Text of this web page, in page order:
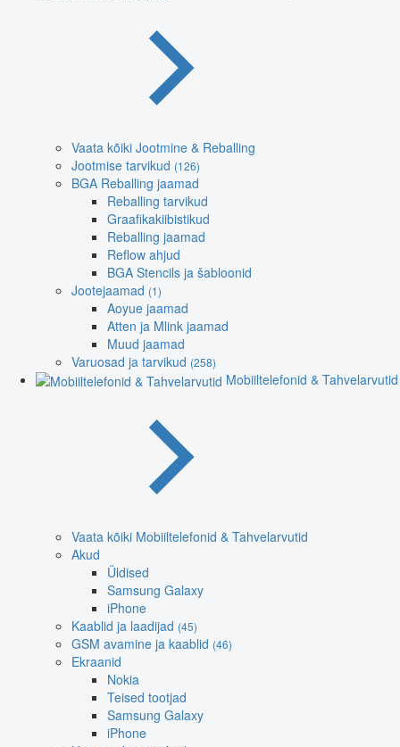
Vaata kõiki Jootmine & Reballing
Jootmise tarvikud (126)
BGA Reballing jaamad
Reballing tarvikud
Graafikakiibistikud
Reballing jaamad
Reflow ahjud
BGA Stencils ja šabloonid
Jootejaamad (1)
Aoyue jaamad
Atten ja Mlink jaamad
Muud jaamad
Varuosad ja tarvikud (258)
Mobiiltelefonid & Tahvelarvutid
Vaata kõiki Mobiiltelefonid & Tahvelarvutid
Akud
Üldised
Samsung Galaxy
iPhone
Kaablid ja laadijad (45)
GSM avamine ja kaablid (46)
Ekraanid
Nokia
Teised tootjad
Samsung Galaxy
iPhone